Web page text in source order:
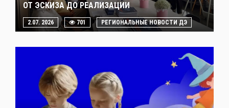
ОТ ЭСКИЗА ДО РЕАЛИЗАЦИИ
2.07. 2026 701 РЕГИОНАЛЬНЫЕ НОВОСТИ ДЭ